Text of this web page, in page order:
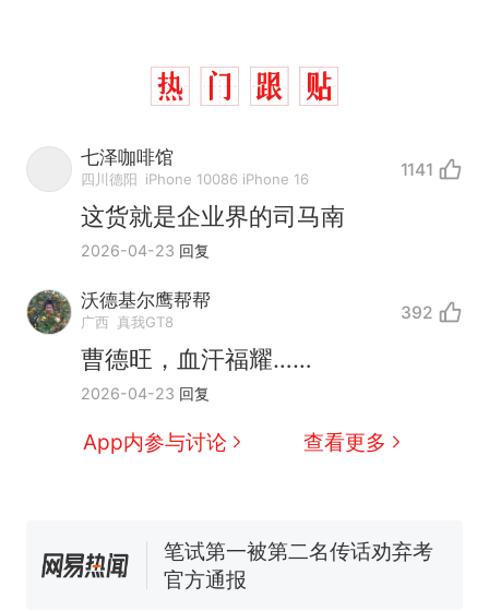
七泽咖啡馆
四川德阳 iPhone 10086 iPhone 16 1141
这货就是企业界的司马南
2026-04-23 回复
沃德基尔鹰帮帮
广西 真我GT8 392
曹德旺，血汗福耀……
2026-04-23 回复
App内参与讨论 查看更多
热
“不想干了特提出辞职”，疑
似南京大学数院院长辞职信流
传，院方回应：喻良教授已卸
任院长一职，不清楚辞职信来
源；曾用手绘图做头像
新 费大厨“全国小炒肉大王”称
号，仅凭视频评出？中国烹饪
协会回应
男子上山采菌偶然发现鸡枞菌
来源：参考消息）
笔试第一被第二名传话劝弃考
官方通报